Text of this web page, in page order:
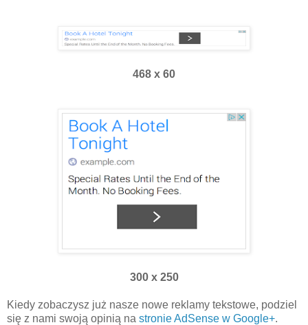
468 x 60
300 x 250
Kiedy zobaczysz już nasze nowe reklamy tekstowe, podziel
się z nami swoją opinią na stronie AdSense w Google+.